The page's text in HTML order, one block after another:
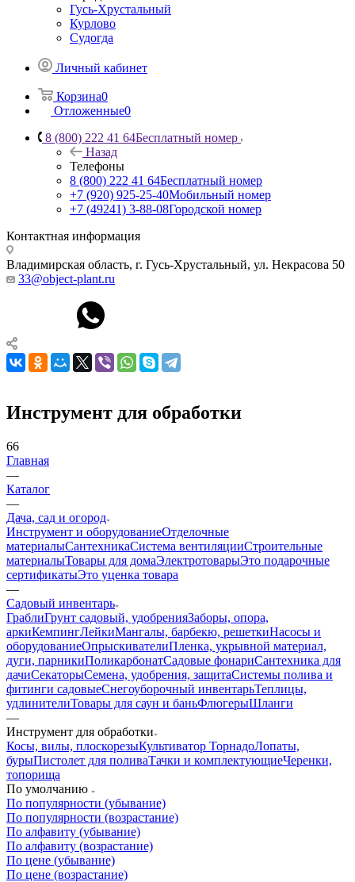
Гусь-Хрустальный
Курлово
Судогда
Личный кабинет
Корзина0
Отложенные0
8 (800) 222 41 64Бесплатный номер
Назад
Телефоны
8 (800) 222 41 64Бесплатный номер
+7 (920) 925-25-40Мобильный номер
+7 (49241) 3-88-08Городской номер
Контактная информация
Владимирская область, г. Гусь-Хрустальный, ул. Некрасова 50
33@object-plant.ru
Инструмент для обработки
66
Главная
—
Каталог
—
Дача, сад и огород
Инструмент и оборудованиеОтделочные
материалыСантехникаСистема вентиляцииСтроительные
материалыТовары для домаЭлектротоварыЭто подарочные
сертификатыЭто уценка товара
—
Садовый инвентарь
ГраблиГрунт садовый, удобренияЗаборы, опора,
аркиКемпингЛейкиМангалы, барбекю, решеткиНасосы и
оборудованиеОпрыскивателиПленка, укрывной материал,
дуги, парникиПоликарбонатСадовые фонариСантехника для
дачиСекаторыСемена, удобрения, защитаСистемы полива и
фитинги садовыеСнегоуборочный инвентарьТеплицы,
удлинителиТовары для саун и баньФлюгерыШланги
—
Инструмент для обработки
Косы, вилы, плоскорезыКультиватор ТорнадоЛопаты,
бурыПистолет для поливаТачки и комплектующиеЧеренки,
топорища
По умолчанию
По популярности (убывание)
По популярности (возрастание)
По алфавиту (убывание)
По алфавиту (возрастание)
По цене (убывание)
По цене (возрастание)